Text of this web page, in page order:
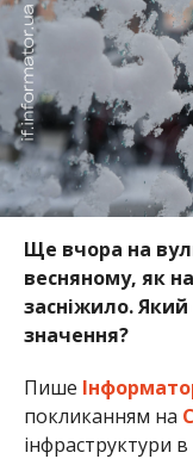
Ще вчора на
весняному, як
засніжило.
значення?
Пише
покликанням на
інфраструктури